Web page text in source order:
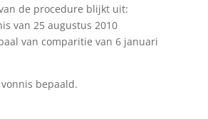
de procedure blijkt uit:
van 25 augustus 2010
van comparitie van 6 januari
bepaald.